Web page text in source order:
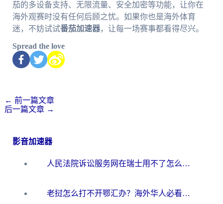
茄的多设备支持、无限流量、安全加密等功能，让你在
海外观赛时没有任何后顾之忧。如果你也是海外体育
迷，不妨试试番茄加速器，让每一场赛事都看得尽兴。
Spread the love
← 前一篇文章
后一篇文章 →
影音加速器
人民法院诉讼服务网在瑞士用不了怎么办？海外华人必备的回国加速指南
老挝怎么打不开鄂汇办？海外华人必看的回国加速全攻略（附欧洲杯小说流畅技巧）